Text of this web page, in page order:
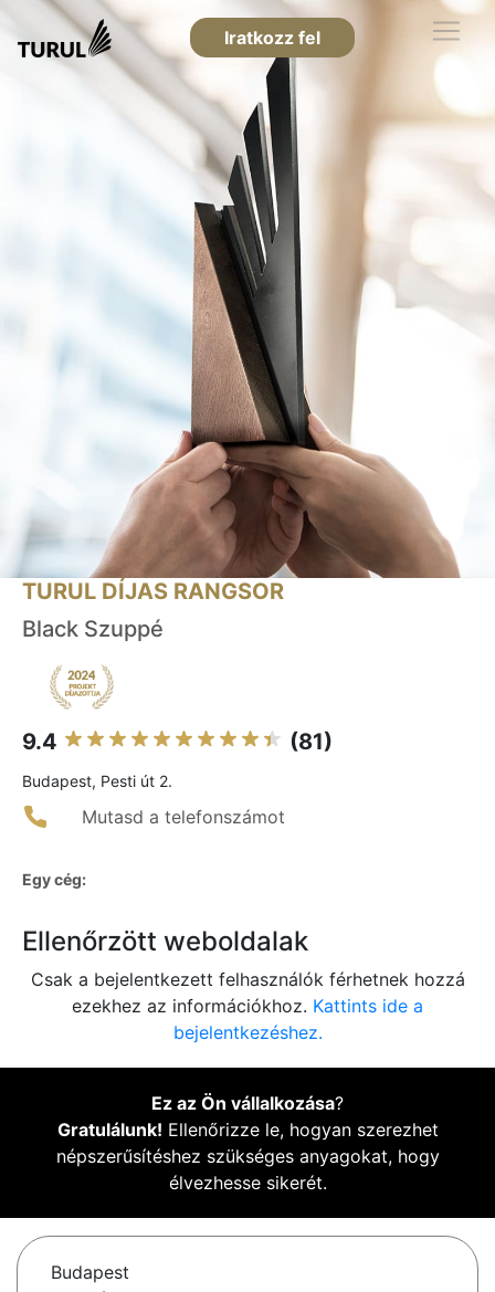
Iratkozz fel
TURUL DÍJAS RANGSOR
Black Szuppé
9.4 (81)
Budapest, Pesti út 2.
Mutasd a telefonszámot
Egy cég:
Ellenőrzött weboldalak
Csak a bejelentkezett felhasználók férhetnek hozzá
ezekhez az információkhoz. Kattints ide a
bejelentkezéshez.
Ez az Ön vállalkozása?
Gratulálunk! Ellenőrizze le, hogyan szerezhet
népszerűsítéshez szükséges anyagokat, hogy
élvezhesse sikerét.
Budapest